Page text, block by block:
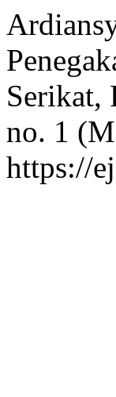
Serikat,
no. 1
https://